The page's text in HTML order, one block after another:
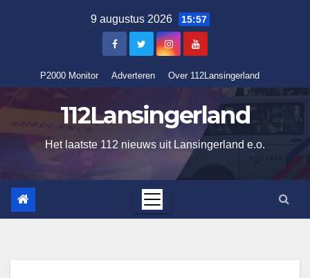
9 augustus 2026 15:57
P2000 Monitor Adverteren Over 112Lansingerland
112Lansingerland
Het laatste 112 nieuws uit Lansingerland e.o.